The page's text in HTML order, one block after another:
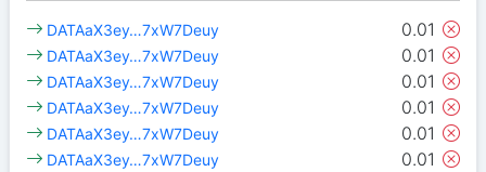
0.01
DATAaX3ey…7xW7Deuy
0.01
DATAaX3ey…7xW7Deuy
0.01
DATAaX3ey…7xW7Deuy
0.01
DATAaX3ey…7xW7Deuy
0.01
DATAaX3ey…7xW7Deuy
0.01
DATAaX3ey…7xW7Deuy